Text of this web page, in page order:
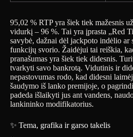
95,02 % RTP yra šiek tiek mažesnis
vidurkį – 96 %. Tai yra įprasta „Red
savybė, dažnai dėl jackpoto indėlio ar
funkcijų svorio. Žaidėjui tai reiškia,
pranašumas yra šiek tiek didesnis.
tvarkyti savo bankrotą. Vidutinis ir
nepastovumas rodo, kad didesni
šaudymo iš lanko premijoje, o
padeda išlaikyti jus ant vandens,
lankininko modifikatorius.
✨ Tema, grafika ir garso takelis